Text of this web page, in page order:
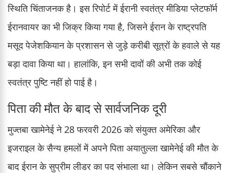
स्थिति चिंताजनक है। इस रिपोर्ट में ईरानी स्वतंत्र मीडिया प्लेटफॉर्म
ईरानवायर का भी जिक्र किया गया है, जिसने ईरान के राष्ट्रपति
मसूद पेजेशकियान के प्रशासन से जुड़े करीबी सूत्रों के हवाले से यह
बड़ा दावा किया था। हालांकि, इन सभी दावों की अभी तक कोई
स्वतंत्र पुष्टि नहीं हो पाई है।
पिता की मौत के बाद से सार्वजनिक दूरी
मुज्तबा खामेनेई ने 28 फरवरी 2026 को संयुक्त अमेरिका और
इजराइल के सैन्य हमलों में अपने पिता अयातुल्ला खामेनेई की मौत के
बाद ईरान के सुप्रीम लीडर का पद संभाला था। लेकिन सबसे चौंकाने